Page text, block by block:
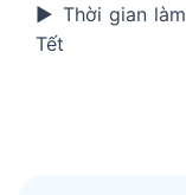
▶️ Thời gian
Tết